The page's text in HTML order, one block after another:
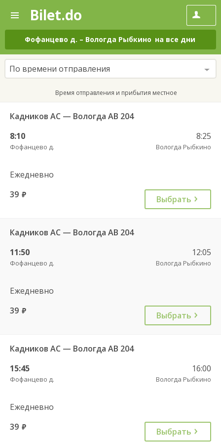
—
Поиск
и
покупка
билетов
на
автобус
онлайн
Bilet.do
Фофанцево д. – Вологда Рыбкино на все дни
По времени отправления
Время отправления и прибытия местное
Кадников АС — Вологда АВ 204
8:10
Фофанцево д.
8:25
Вологда Рыбкино
Ежедневно
39 руб. Выбрать
Кадников АС — Вологда АВ 204
11:50
Фофанцево д.
12:05
Вологда Рыбкино
Ежедневно
39 руб. Выбрать
Кадников АС — Вологда АВ 204
15:45
Фофанцево д.
16:00
Вологда Рыбкино
Ежедневно
39 руб. Выбрать